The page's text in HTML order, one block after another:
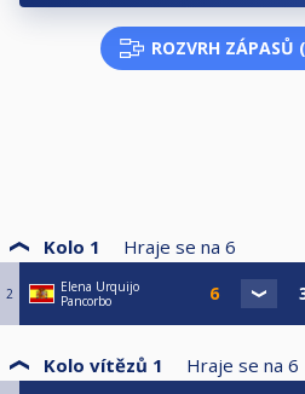
ROZVRH ZÁPASŮ
Kolo 1 Hraje se na 6
2
Elena Urquijo
Pancorbo
Kolo vítězů 1 Hraje se na 6